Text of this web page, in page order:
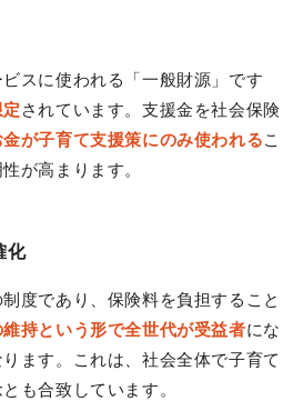
スに使われる「一般財源」です
されています。支援金を社会保険
が子育て支援策にのみ使われるこ
が高まります。
化
制度であり、保険料を負担すること
持という形で全世代が受益者にな
ます。これは、社会全体で子育て
も合致しています。